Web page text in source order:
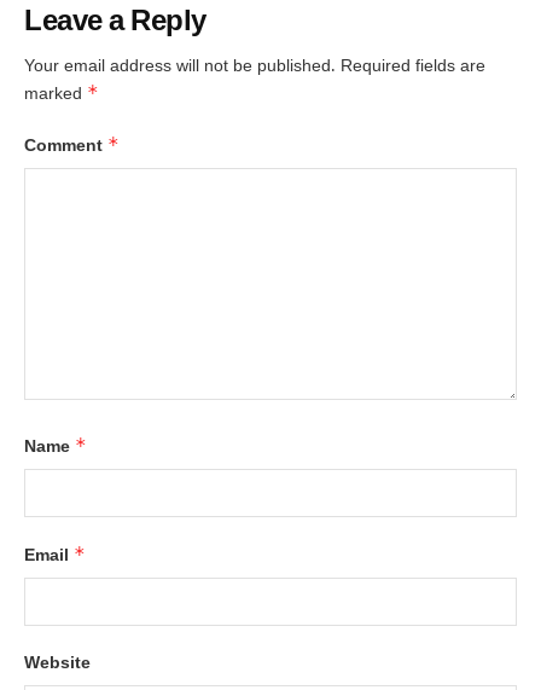
Leave a Reply
Your email address will not be published. Required fields are
marked *
Comment *
Name *
Email *
Website